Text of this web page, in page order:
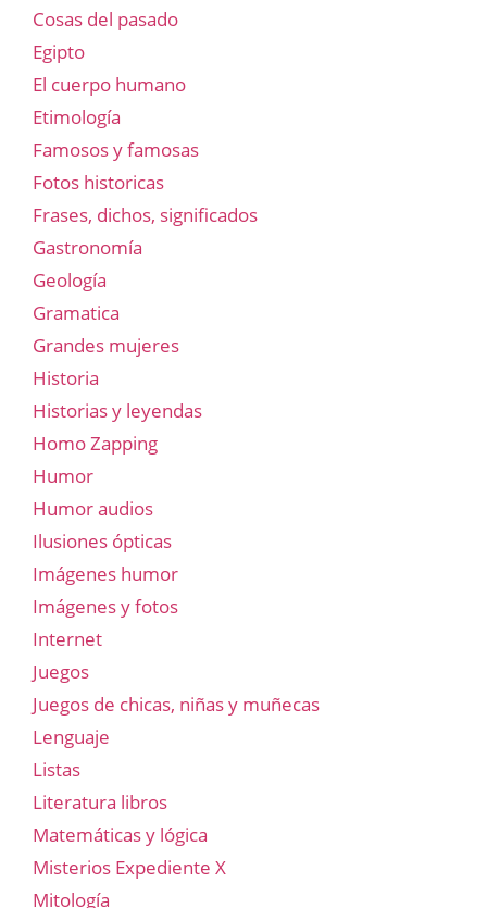
Cosas del pasado
Egipto
El cuerpo humano
Etimología
Famosos y famosas
Fotos historicas
Frases, dichos, significados
Gastronomía
Geología
Gramatica
Grandes mujeres
Historia
Historias y leyendas
Homo Zapping
Humor
Humor audios
Ilusiones ópticas
Imágenes humor
Imágenes y fotos
Internet
Juegos
Juegos de chicas, niñas y muñecas
Lenguaje
Listas
Literatura libros
Matemáticas y lógica
Misterios Expediente X
Mitología